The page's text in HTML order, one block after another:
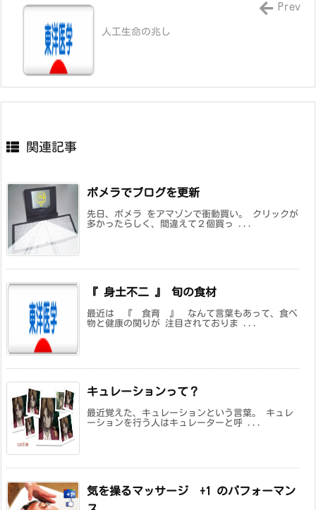
人工生命の兆し
Prev
関連記事
ポメラでブログを更新
先日、ポメラ をアマゾンで衝動買い。 クリックが
多かったらしく、間違えて２個買っ ...
『 身土不二 』 旬の食材
最近は 『 食育 』 なんて言葉もあって、食べ
物と健康の関りが 注目されておりま ...
キュレーションって？
最近覚えた、キュレーションという言葉。 キュレ
ーションを行う人はキュレーターと呼 ...
気を操るマッサージ +1 のパフォーマン